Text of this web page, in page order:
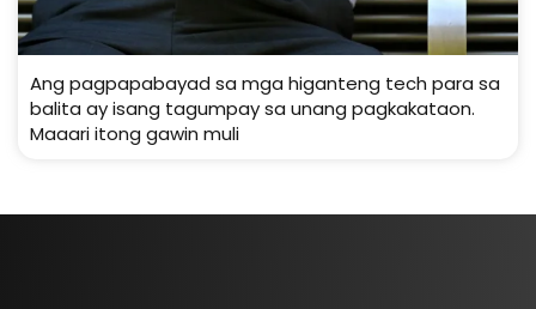
Ang pagpapabayad sa mga higanteng tech para sa
balita ay isang tagumpay sa unang pagkakataon.
Maaari itong gawin muli